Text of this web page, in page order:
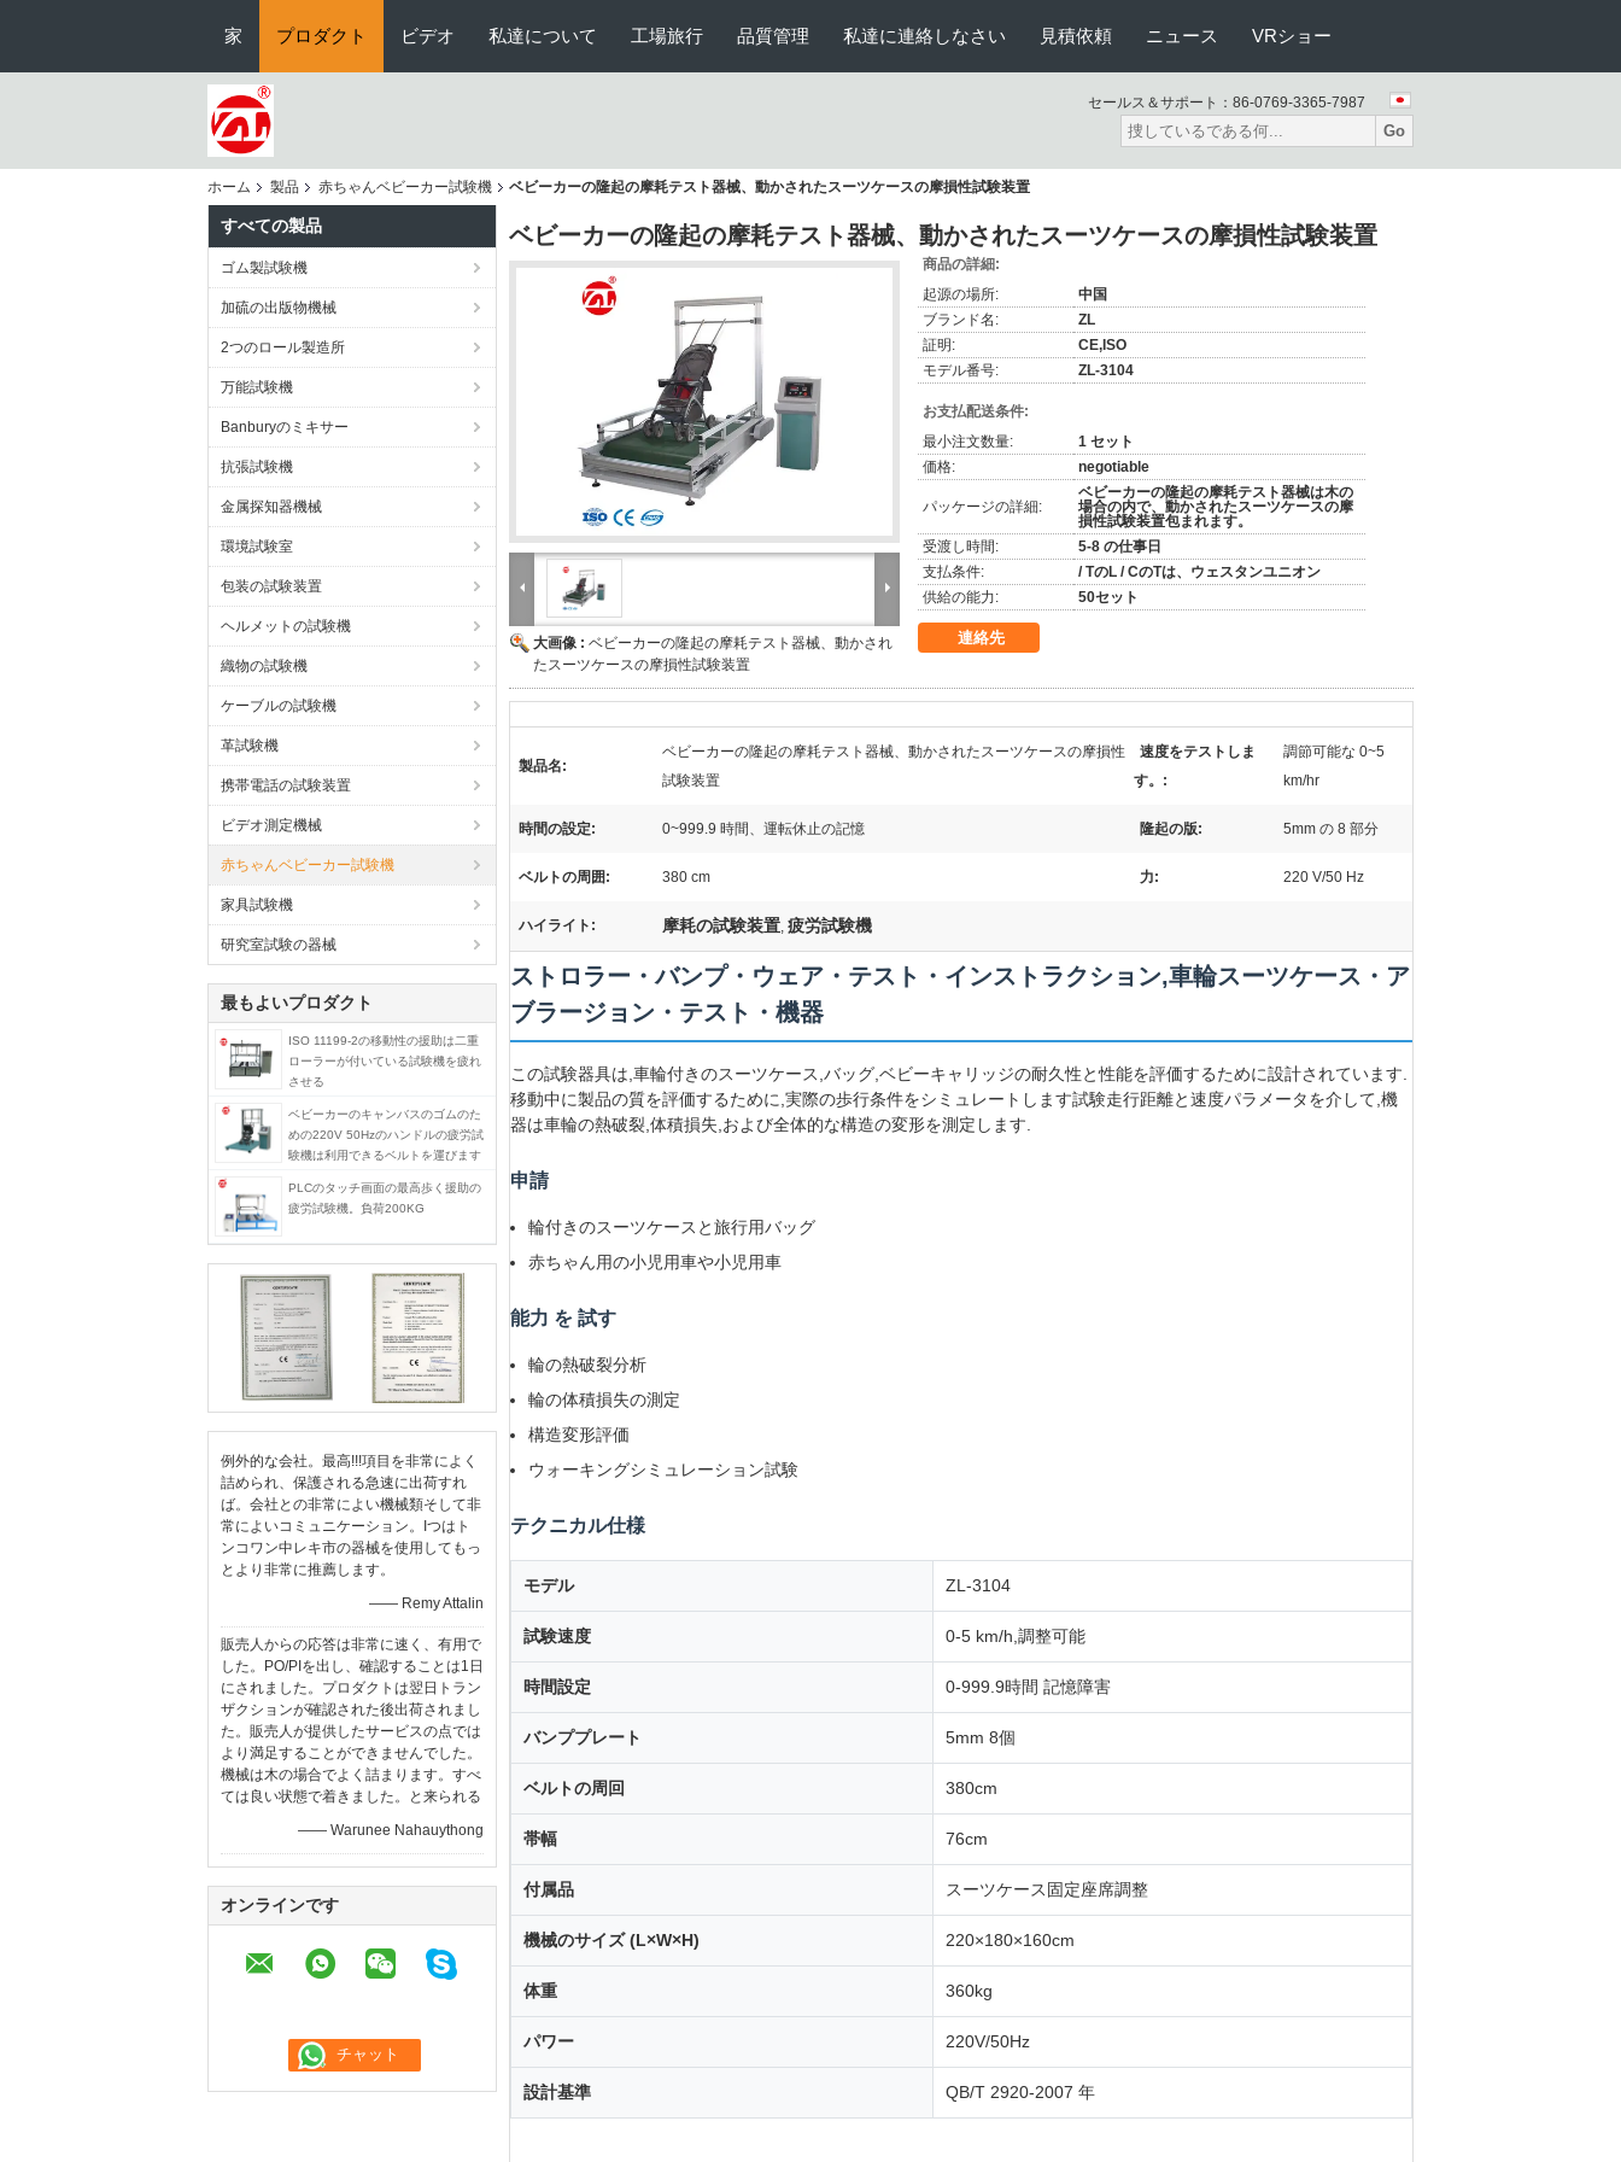
家 プロダクト ビデオ 私達について 工場旅行 品質管理 私達に連絡しなさい 見積依頼 ニュース VRショー
セールス＆サポート： 86-0769-3365-7987
Go
ホーム 製品 赤ちゃんベビーカー試験機 ベビーカーの隆起の摩耗テスト器械、動かされたスーツケースの摩損性試験装置
すべての製品
ゴム製試験機
加硫の出版物機械
2つのロール製造所
万能試験機
Banburyのミキサー
抗張試験機
金属探知器機械
環境試験室
包装の試験装置
ヘルメットの試験機
織物の試験機
ケーブルの試験機
革試験機
携帯電話の試験装置
ビデオ測定機械
赤ちゃんベビーカー試験機
家具試験機
研究室試験の器械
最もよいプロダクト
ISO 11199-2の移動性の援助は二重
ローラーが付いている試験機を疲れ
させる
ベビーカーのキャンバスのゴムのた
めの220V 50Hzのハンドルの疲労試
験機は利用できるベルトを運びます
PLCのタッチ画面の最高歩く援助の
疲労試験機。負荷200KG
例外的な会社。最高!!!項目を非常によく
詰められ、保護される急速に出荷すれ
ば。会社との非常によい機械類そして非
常によいコミュニケーション。Iつはト
ンコワン中レキ市の器械を使用してもっ
とより非常に推薦します。
—— Remy Attalin
販売人からの応答は非常に速く、有用で
した。PO/PIを出し、確認することは1日
にされました。プロダクトは翌日トラン
ザクションが確認された後出荷されまし
た。販売人が提供したサービスの点では
より満足することができませんでした。
機械は木の場合でよく詰まります。すべ
ては良い状態で着きました。と来られる
—— Warunee Nahauythong
オンラインです
ベビーカーの隆起の摩耗テスト器械、動かされたスーツケースの摩損性試験装置
大画像 : ベビーカーの隆起の摩耗テスト器械、動かされ
たスーツケースの摩損性試験装置
商品の詳細:
起源の場所:
中国
ブランド名:
ZL
証明:
CE,ISO
モデル番号:
ZL-3104
お支払配送条件:
最小注文数量:
1 セット
価格:
negotiable
パッケージの詳細:
ベビーカーの隆起の摩耗テスト器械は木の
場合の内で、動かされたスーツケースの摩
損性試験装置包まれます。
受渡し時間:
5-8 の仕事日
支払条件:
/ TのL / CのTは、ウェスタンユニオン
供給の能力:
50セット
連絡先
製品名:
ベビーカーの隆起の摩耗テスト器械、動かされたスーツケースの摩損性
試験装置
速度をテストしま
す。:
調節可能な 0~5
km/hr
時間の設定: 0~999.9 時間、運転休止の記憶 隆起の版: 5mm の 8 部分
ベルトの周囲: 380 cm 力: 220 V/50 Hz
ハイライト: 摩耗の試験装置, 疲労試験機
ストロラー・バンプ・ウェア・テスト・インストラクション,車輪スーツケース・ア
ブラージョン・テスト・機器
この試験器具は,車輪付きのスーツケース,バッグ,ベビーキャリッジの耐久性と性能を評価するために設計されています.
移動中に製品の質を評価するために,実際の歩行条件をシミュレートします試験走行距離と速度パラメータを介して,機
器は車輪の熱破裂,体積損失,および全体的な構造の変形を測定します.
申請
輪付きのスーツケースと旅行用バッグ
赤ちゃん用の小児用車や小児用車
能力 を 試す
輪の熱破裂分析
輪の体積損失の測定
構造変形評価
ウォーキングシミュレーション試験
テクニカル仕様
モデル ZL-3104
試験速度 0-5 km/h,調整可能
時間設定 0-999.9時間 記憶障害
バンププレート 5mm 8個
ベルトの周回 380cm
帯幅 76cm
付属品 スーツケース固定座席調整
機械のサイズ (L×W×H) 220×180×160cm
体重 360kg
パワー 220V/50Hz
設計基準 QB/T 2920-2007 年